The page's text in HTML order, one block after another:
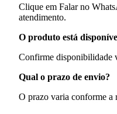
Clique em Falar no
atendimento.
O produto está
Confirme disponibilidade
Qual o prazo de envio?
O prazo varia conforme a